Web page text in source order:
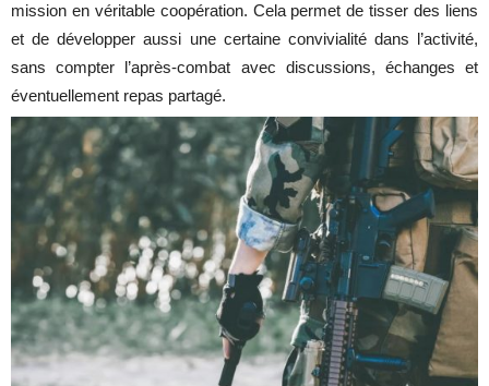
mission en véritable coopération. Cela permet de tisser des liens
et de développer aussi une certaine convivialité dans l’activité,
sans compter l’après-combat avec discussions, échanges et
éventuellement repas partagé.